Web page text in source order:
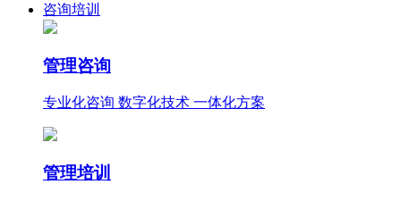
咨询培训
管理咨询
专业化咨询 数字化技术 一体化方案
管理培训